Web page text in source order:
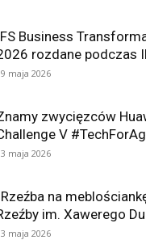
Business
rozdane podczas
maja 2026
zwycięzców
V
maja 2026
na
im. Xawerego
maja 2026